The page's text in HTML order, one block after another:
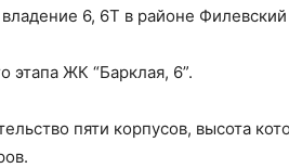
6, 6Т в районе
этапа ЖК “Барклая, 6”.
пяти корпусов, высота